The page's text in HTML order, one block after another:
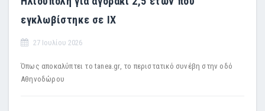
εγκλωβίστηκε σε ΙΧ
27 Ιουλίου 2026
Όπως αποκαλύπτει το tanea.gr, το περιστατικό συνέβη στην οδό
Αθηνοδώρου